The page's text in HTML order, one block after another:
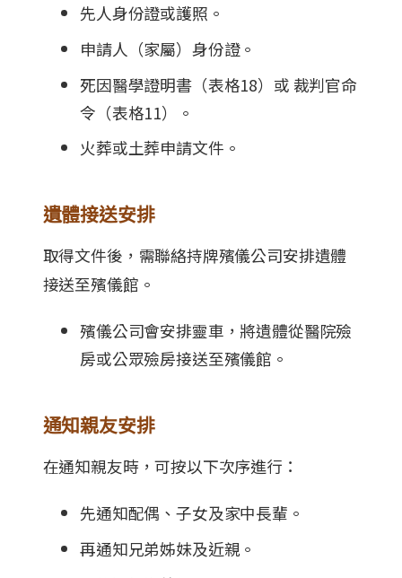
先人身份證或護照。
申請人（家屬）身份證。
死因醫學證明書（表格18）或 裁判官命
令（表格11）。
火葬或土葬申請文件。
遺體接送安排
取得文件後，需聯絡持牌殯儀公司安排遺體
接送至殯儀館。
殯儀公司會安排靈車，將遺體從醫院殮
房或公眾殮房接送至殯儀館。
通知親友安排
在通知親友時，可按以下次序進行：
先通知配偶、子女及家中長輩。
再通知兄弟姊妹及近親。